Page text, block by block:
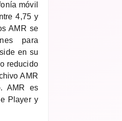
móvil
4,75 y
AMR se
para
en su
reducido
AMR
AMR es
Player y